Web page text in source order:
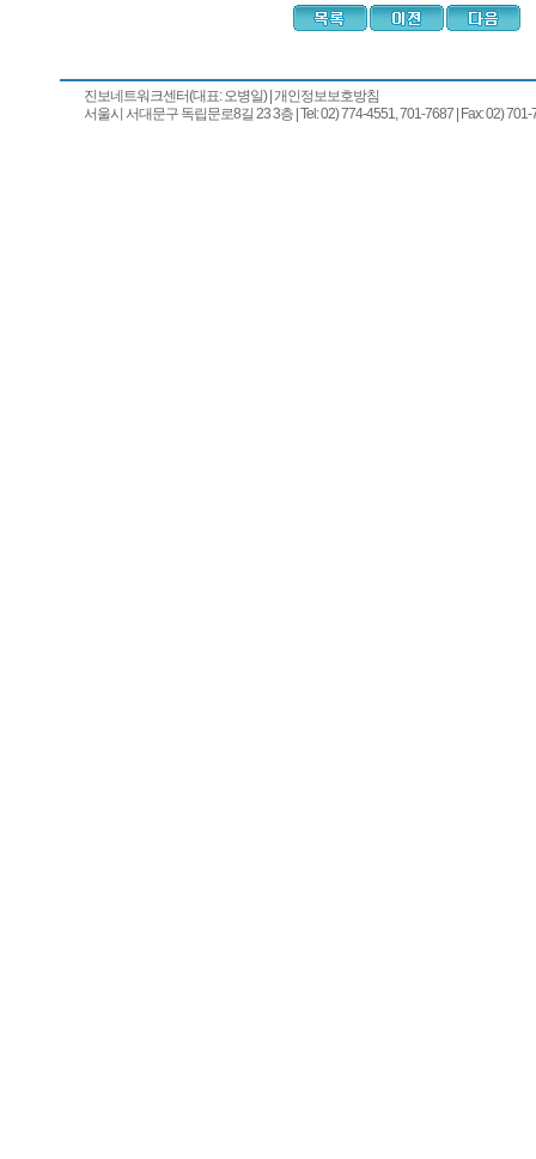
진보네트워크센터(대표: 오병일)| 개인정보보호방침
서울시 서대문구 독립문로8길 23 3층 | Tel: 02) 774-4551, 701-7687 | Fax: 02) 701-